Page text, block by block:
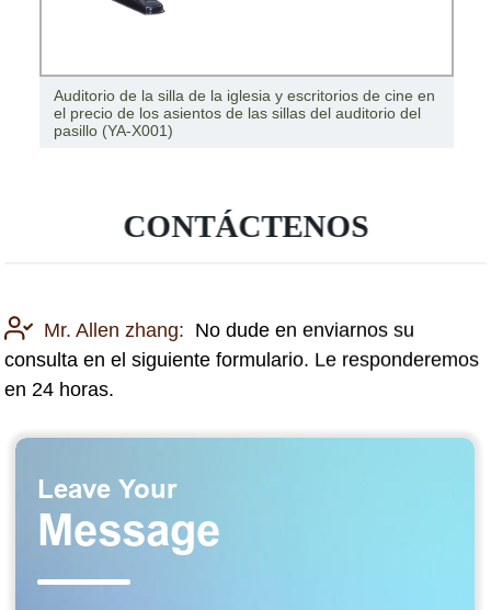
Auditorio de la silla de la iglesia y escritorios de cine en
el precio de los asientos de las sillas del auditorio del
pasillo (YA-X001)
CONTÁCTENOS
Mr. Allen zhang: No dude en enviarnos su
consulta en el siguiente formulario. Le responderemos
en 24 horas.